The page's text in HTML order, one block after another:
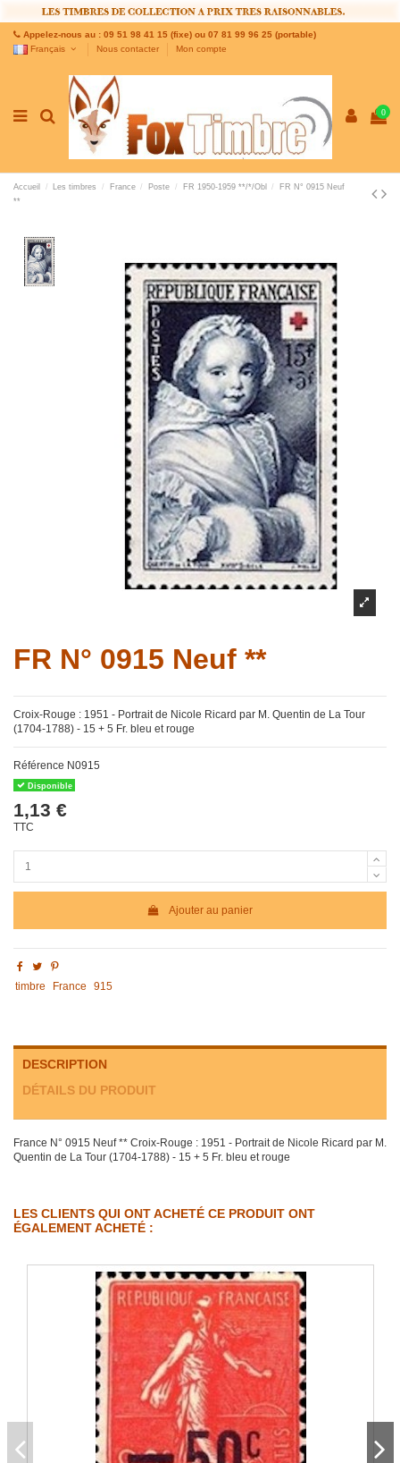
Appelez-nous au : 09 51 98 41 15 (fixe) ou 07 81 99 96 25 (portable)
Français
Nous contacter Mon compte
0
Accueil Les timbres France Poste FR 1950-1959 **/*/Obl
FR N° 0915 Neuf
**
FR N° 0915 Neuf **
Croix-Rouge : 1951 - Portrait de Nicole Ricard par M. Quentin de La Tour
(1704-1788) - 15 + 5 Fr. bleu et rouge
Référence N0915
Disponible
1,13 €
TTC
Ajouter au panier
timbre France 915
DESCRIPTION
DÉTAILS DU PRODUIT
France N° 0915 Neuf ** Croix-Rouge : 1951 - Portrait de Nicole Ricard par M.
Quentin de La Tour (1704-1788) - 15 + 5 Fr. bleu et rouge
LES CLIENTS QUI ONT ACHETÉ CE PRODUIT ONT
ÉGALEMENT ACHETÉ :